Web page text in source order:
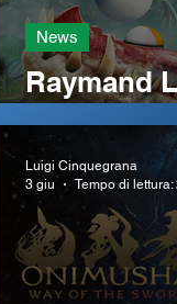
Raymand
News
Luigi Cinquegrana
3 giu
Tempo di lettura: